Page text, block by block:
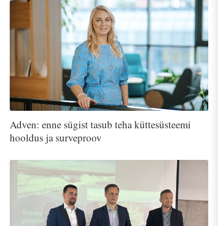
Adven: enne sügist tasub teha küttesüsteemi
hooldus ja surveproov